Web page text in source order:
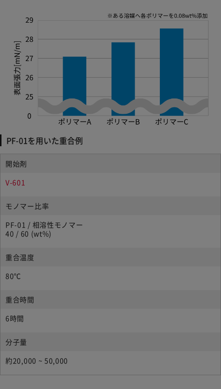
PF-01を用いた重合例
開始剤
V-601
モノマー比率
PF-01 / 相溶性モノマー
40 / 60 (wt%)
重合温度
80℃
重合時間
6時間
分子量
約20,000 ~ 50,000